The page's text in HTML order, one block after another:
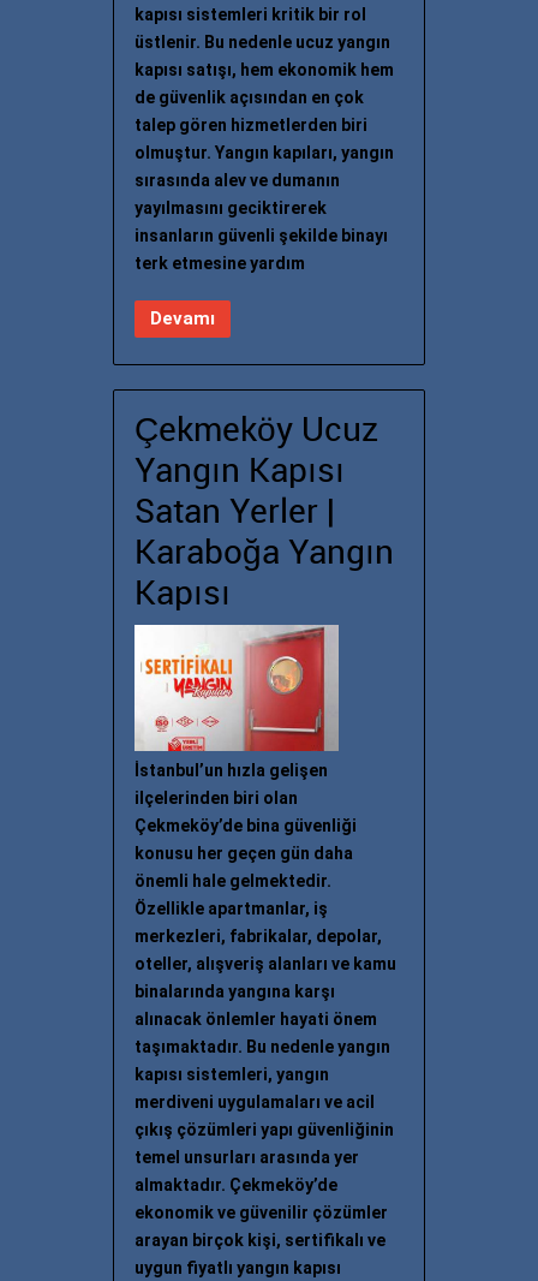
kapısı sistemleri kritik bir rol
üstlenir. Bu nedenle ucuz yangın
kapısı satışı, hem ekonomik hem
de güvenlik açısından en çok
talep gören hizmetlerden biri
olmuştur. Yangın kapıları, yangın
sırasında alev ve dumanın
yayılmasını geciktirerek
insanların güvenli şekilde binayı
terk etmesine yardım
Devamı
Çekmeköy Ucuz
Yangın Kapısı
Satan Yerler |
Karaboğa Yangın
Kapısı
İstanbul’un hızla gelişen
ilçelerinden biri olan
Çekmeköy’de bina güvenliği
konusu her geçen gün daha
önemli hale gelmektedir.
Özellikle apartmanlar, iş
merkezleri, fabrikalar, depolar,
oteller, alışveriş alanları ve kamu
binalarında yangına karşı
alınacak önlemler hayati önem
taşımaktadır. Bu nedenle yangın
kapısı sistemleri, yangın
merdiveni uygulamaları ve acil
çıkış çözümleri yapı güvenliğinin
temel unsurları arasında yer
almaktadır. Çekmeköy’de
ekonomik ve güvenilir çözümler
arayan birçok kişi, sertifikalı ve
uygun fiyatlı yangın kapısı